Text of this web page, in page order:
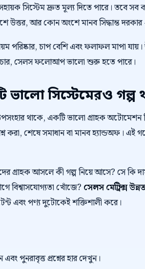
সিস্টেম দ্রুত মূল্য দিতে পারে। তবে সব
আর কোন অংশে মানব সিদ্ধান্ত দরকার
পরিষ্কার, চাপ বেশি এবং ফলাফল মাপা
সেলস ফলোআপ ভালো শুরু হতে পারে।
সিস্টেমেরও গল্প
থাকে, একটি ভালো গ্রাহক
করা, শেষে সমাধান বা মানব হ্যান্ডঅফ। এই
গ্রাহক আসলে কী গল্প নিয়ে আসে? সে কি
বিশ্বাসযোগ্যতা খোঁজে? সেলস মেট্রিক্স
এবং পণ্য দুটোকেই শক্তিশালী করে।
পুনরাবৃত্ত প্রশ্নের হার দেখুন।